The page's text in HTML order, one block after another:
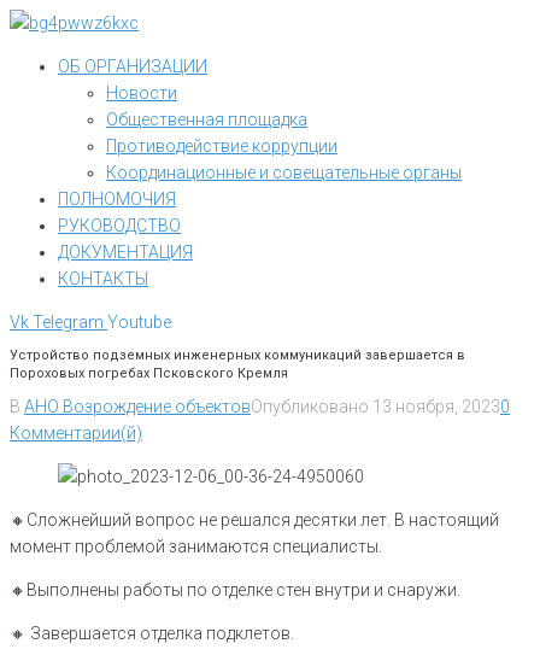
Перейти
контентуОБ ОРГАНИЗАЦИИ
Новости
Общественная площадка
Противодействие коррупции
Координационные и совещательные органы
ПОЛНОМОЧИЯ
РУКОВОДСТВО
ДОКУМЕНТАЦИЯ
КОНТАКТЫ
VkTelegram Youtube
Устройство подземных инженерных коммуникаций завершается в
Пороховых погребах Псковского Кремля
В АНО Возрождение объектовОпубликовано 13 ноября, 20230
Комментарии(й)
🔸️Сложнейший вопрос не решался десятки лет. В настоящий
момент проблемой занимаются специалисты.
🔸️Выполнены работы по отделке стен внутри и снаружи.
🔸️ Завершается отделка подклетов.